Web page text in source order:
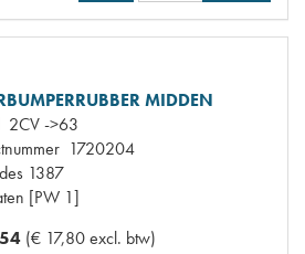
MIDDEN
2CV ->63
1720204
1387
[PW 1]
(€ 17,80 excl. btw)